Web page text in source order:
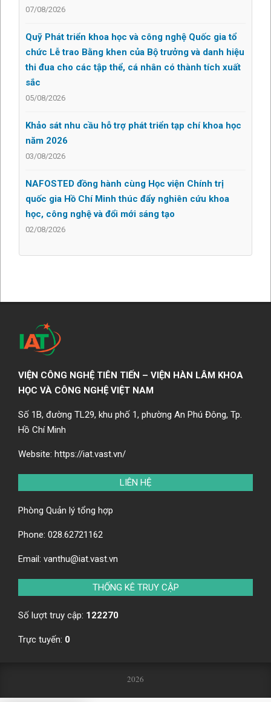
07/08/2026
Quỹ Phát triển khoa học và công nghệ Quốc gia tổ
chức Lễ trao Bằng khen của Bộ trưởng và danh hiệu
thi đua cho các tập thể, cá nhân có thành tích xuất
sắc
05/08/2026
Khảo sát nhu cầu hỗ trợ phát triển tạp chí khoa học
năm 2026
03/08/2026
NAFOSTED đồng hành cùng Học viện Chính trị
quốc gia Hồ Chí Minh thúc đẩy nghiên cứu khoa
học, công nghệ và đổi mới sáng tạo
02/08/2026
VIỆN CÔNG NGHỆ TIÊN TIẾN – VIỆN HÀN LÂM KHOA
HỌC VÀ CÔNG NGHỆ VIỆT NAM
Số 1B, đường TL29, khu phố 1, phường An Phú Đông, Tp.
Hồ Chí Minh
Website: https://iat.vast.vn/
LIÊN HỆ
Phòng Quản lý tổng hợp
Phone: 028.62721162
Email: vanthu@iat.vast.vn
THỐNG KÊ TRUY CẬP
Số lượt truy cập: 122270
Trực tuyến: 0
2026